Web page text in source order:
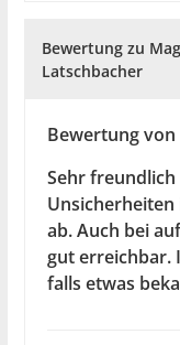
Bewertung zu
Latschbacher
Bewertung von
Sehr
ab. Auch bei
gut erreichbar.
falls etwas